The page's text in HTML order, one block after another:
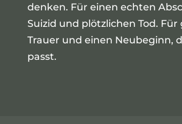
denken. Für einen echten
Suizid und plötzlichen Tod. Für
Trauer und einen Neubeginn,
passt.